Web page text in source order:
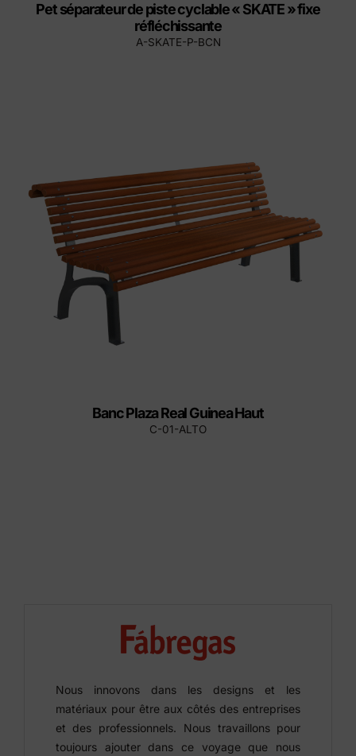
Pet séparateur de piste cyclable « SKATE » fixe
réfléchissante
A-SKATE-P-BCN
Banc Plaza Real Guinea Haut
C-01-ALTO
Nous innovons dans les designs et les
matériaux pour être aux côtés des entreprises
et des professionnels. Nous travaillons pour
toujours ajouter dans ce voyage que nous